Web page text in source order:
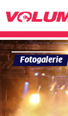
Fotogalerie